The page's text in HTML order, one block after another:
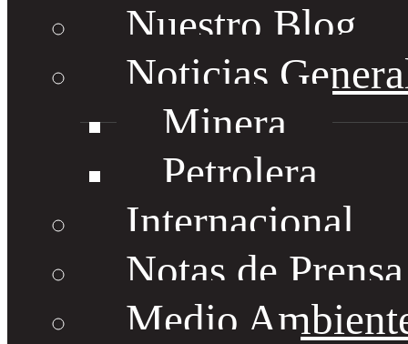
Nuestro Blog
Noticias
Minera
Petrolera
Internacional
Notas de
Medio